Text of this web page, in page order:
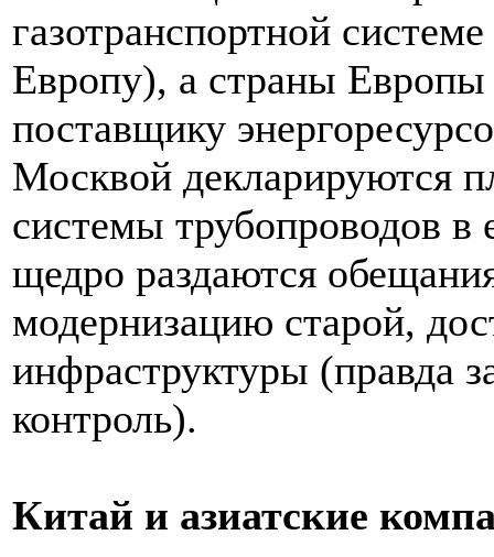
газотранспортной
Европу), а страны Европы
поставщику
Москвой декларируются
системы трубопроводов в
щедро раздаются
модернизацию старой,
инфраструктуры (правда
контроль).
Китай и азиатские